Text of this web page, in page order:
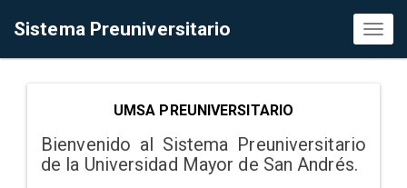
Sistema Preuniversitario
UMSA PREUNIVERSITARIO
Bienvenido al Sistema Preuniversitario
de la Universidad Mayor de San Andrés.